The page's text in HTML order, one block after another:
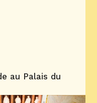
au Palais du